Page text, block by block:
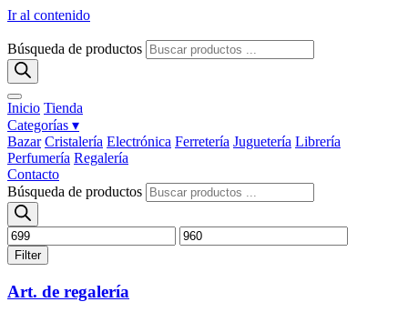
Ir al contenido
Búsqueda de productos
Inicio Tienda
Categorías ▾
Bazar Cristalería Electrónica Ferretería Juguetería Librería
Perfumería Regalería
Contacto
Búsqueda de productos
Filter
Art. de regalería